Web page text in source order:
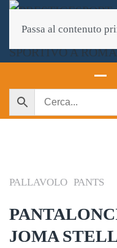
Passa al contenuto
PALLAVOLO PANTS
JOMA